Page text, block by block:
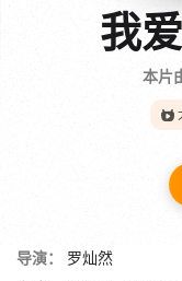
我
本片
导演：
罗灿然